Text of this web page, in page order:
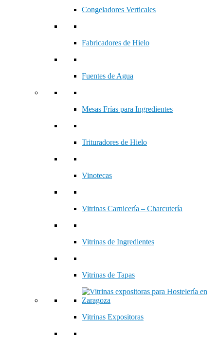
Congeladores Verticales
Fabricadores de Hielo
Fuentes de Agua
Mesas Frías para Ingredientes
Trituradores de Hielo
Vinotecas
Vitrinas Carnicería – Charcutería
Vitrinas de Ingredientes
Vitrinas de Tapas
Vitrinas Expositoras